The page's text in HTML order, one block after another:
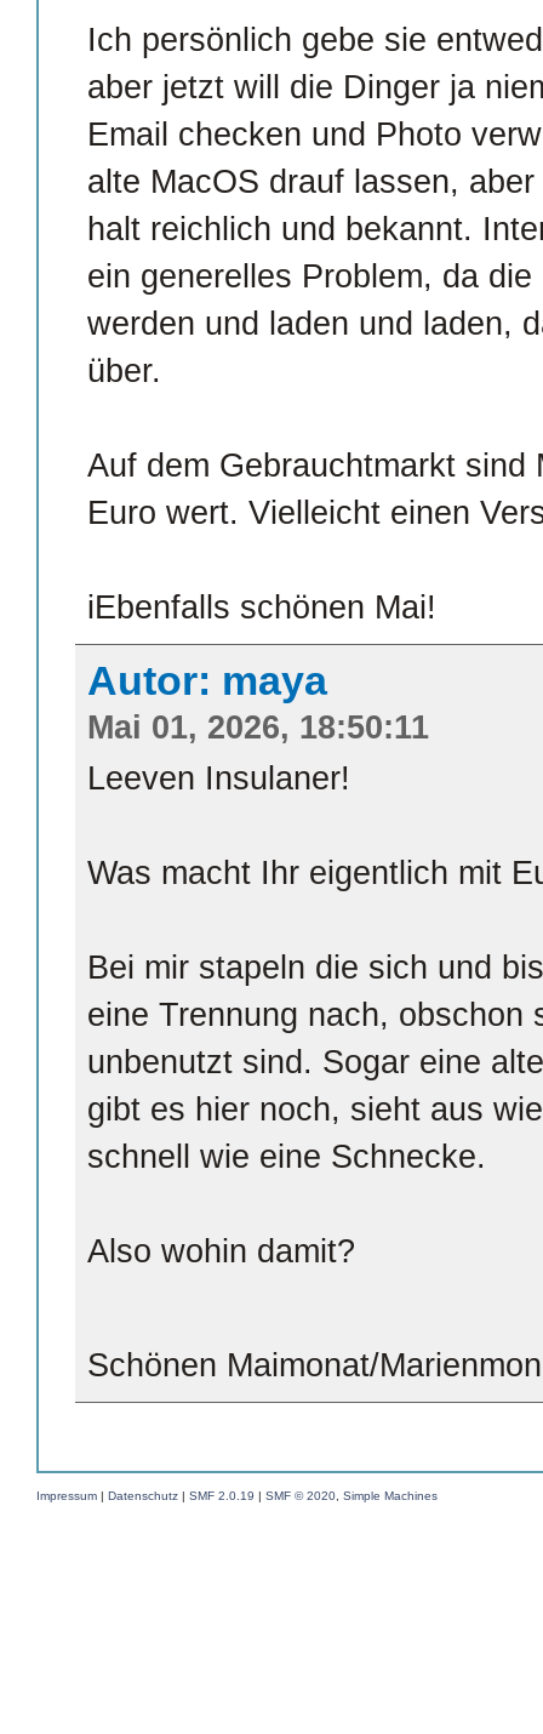
Ich persönlich gebe sie
aber jetzt will die Dinger ja
Email checken und Photo
alte MacOS drauf lassen,
halt reichlich und bekannt.
ein generelles Problem, da
werden und laden und laden,
über.
Auf dem Gebrauchtmarkt sind
Euro wert. Vielleicht einen
iEbenfalls schönen Mai!
Autor: maya
Mai 01, 2026, 18:50:11
Leeven Insulaner!
Was macht Ihr eigentlich mit
Bei mir stapeln die sich und
eine Trennung nach, obschon
unbenutzt sind. Sogar eine
gibt es hier noch, sieht aus
schnell wie eine Schnecke.
Also wohin damit?
Schönen Maimonat/
Impressum | Datenschutz | SMF 2.0.19 | SMF © 2020 Simple Machines